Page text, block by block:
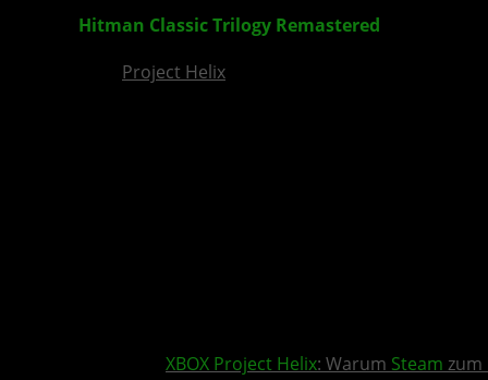
Hitman Classic Trilogy Remastered
Project Helix
XBOX Project Helix: Warum Steam zum